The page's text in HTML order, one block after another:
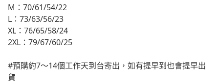
M：70/61/54/22
L：73/63/56/23
XL：76/65/58/24
2XL：79/67/60/25
#預購約7～14個工作天到台寄出，如有提早到也會提早出
貨